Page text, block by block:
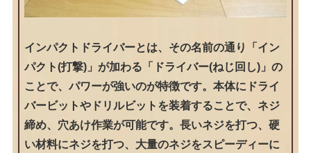
インパクトドライバーとは、その名前の通り「イン
パクト(打撃)」が加わる「ドライバー(ねじ回し)」の
ことで、パワーが強いのが特徴です。本体にドライ
バービットやドリルビットを装着することで、ネジ
締め、穴あけ作業が可能です。長いネジを打つ、硬
い材料にネジを打つ、大量のネジをスピーディーに